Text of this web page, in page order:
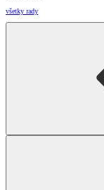
všetky rady